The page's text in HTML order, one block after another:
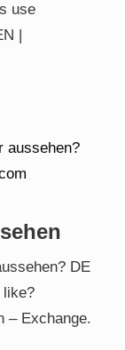
use
|
DE
like?
– Exchange.